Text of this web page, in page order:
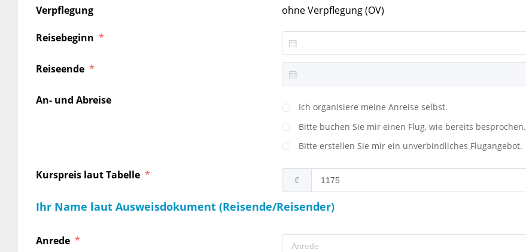
Verpflegung ohne Verpflegung (OV)
Reisebeginn
Reiseende
An- und Abreise
Ich organisiere meine Anreise selbst.
Bitte buchen Sie mir einen Flug, wie bereits besprochen.
Bitte erstellen Sie mir ein unverbindliches Flugangebot.
Kurspreis laut Tabelle €
Ihr Name laut Ausweisdokument (Reisende/Reisender)
Anrede